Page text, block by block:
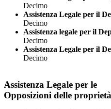
Decimo
Assistenza Legale per il
Decimo
Assistenza legale per il
Decimo
Assistenza Legale per il
Decimo
Assistenza Legale per le
Opposizioni delle